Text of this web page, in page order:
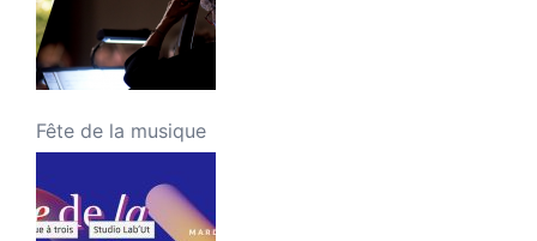
Fête de la musique